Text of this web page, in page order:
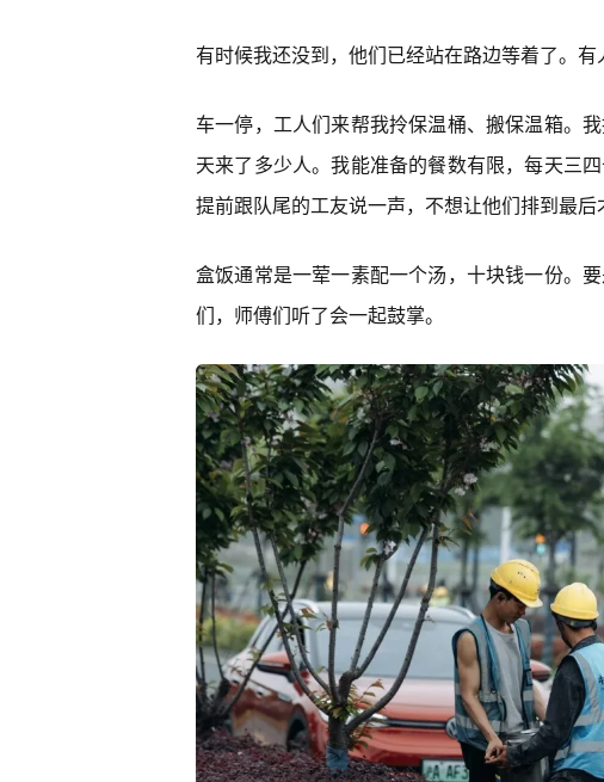
有时候我还没到，他们已经站在路边等着了。有
车一停，工人们来帮我拎保温桶、搬保温箱。
天来了多少人。我能准备的餐数有限，每天三
提前跟队尾的工友说一声，不想让他们排到最后
盒饭通常是一荤一素配一个汤，十块钱一份。
们，师傅们听了会一起鼓掌。